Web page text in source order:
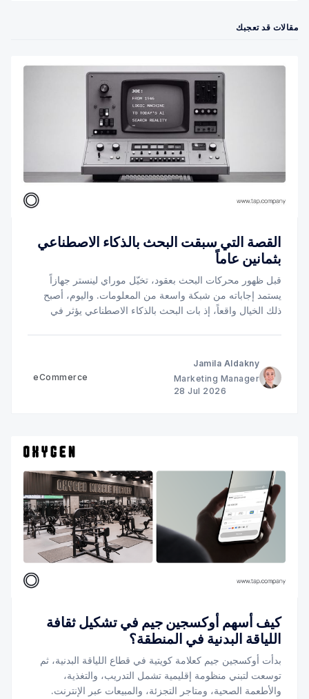
مقالات قد تعجبك
القصة التي سبقت البحث بالذكاء الاصطناعي
بثمانين عاماً
قبل ظهور محركات البحث بعقود، تخيّل موراي لينستر جهازاً
يستمد إجاباته من شبكة واسعة من المعلومات. واليوم، أصبح
ذلك الخيال واقعاً، إذ بات البحث بالذكاء الاصطناعي يؤثر في
Jamila Aldakny
Marketing Manager
28 Jul 2026
eCommerce
كيف أسهم أوكسجين جيم في تشكيل ثقافة
اللياقة البدنية في المنطقة؟
بدأت أوكسجين جيم كعلامة كويتية في قطاع اللياقة البدنية، ثم
توسعت لتبني منظومة إقليمية تشمل التدريب، والتغذية،
والأطعمة الصحية، ومتاجر التجزئة، والمبيعات عبر الإنترنت.